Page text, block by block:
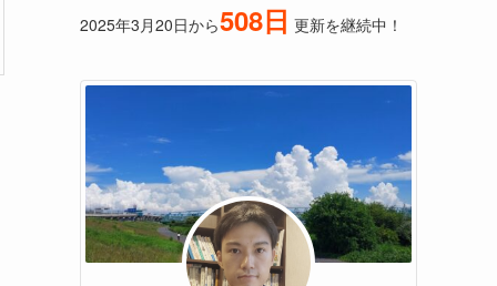
2025年3月20日から508日 更新を継続中！